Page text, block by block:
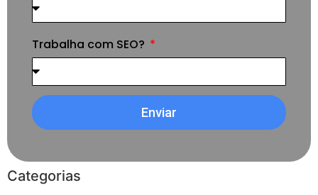
Trabalha com SEO?
Enviar
Categorias